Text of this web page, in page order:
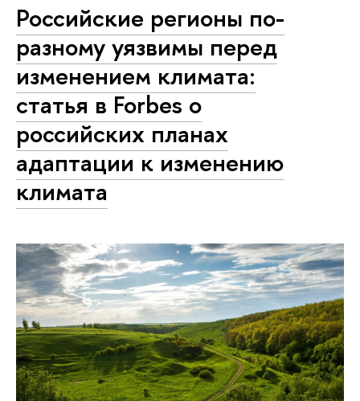
Российские регионы по-
разному уязвимы перед
изменением климата:
статья в Forbes о
российских планах
адаптации к изменению
климата